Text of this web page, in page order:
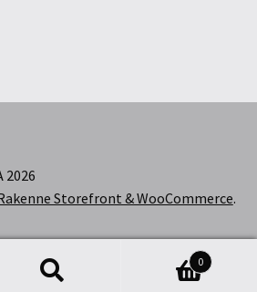
2026
Storefront & WooCommerce.
0